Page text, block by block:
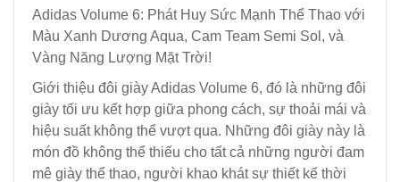
Adidas Volume 6: Phát Huy Sức Mạnh Thể Thao với
Màu Xanh Dương Aqua, Cam Team Semi Sol, và
Vàng Năng Lượng Mặt Trời!
Giới thiệu đôi giày Adidas Volume 6, đó là những đôi
giày tối ưu kết hợp giữa phong cách, sự thoải mái và
hiệu suất không thể vượt qua. Những đôi giày này là
món đồ không thể thiếu cho tất cả những người đam
mê giày thể thao, người khao khát sự thiết kế thời